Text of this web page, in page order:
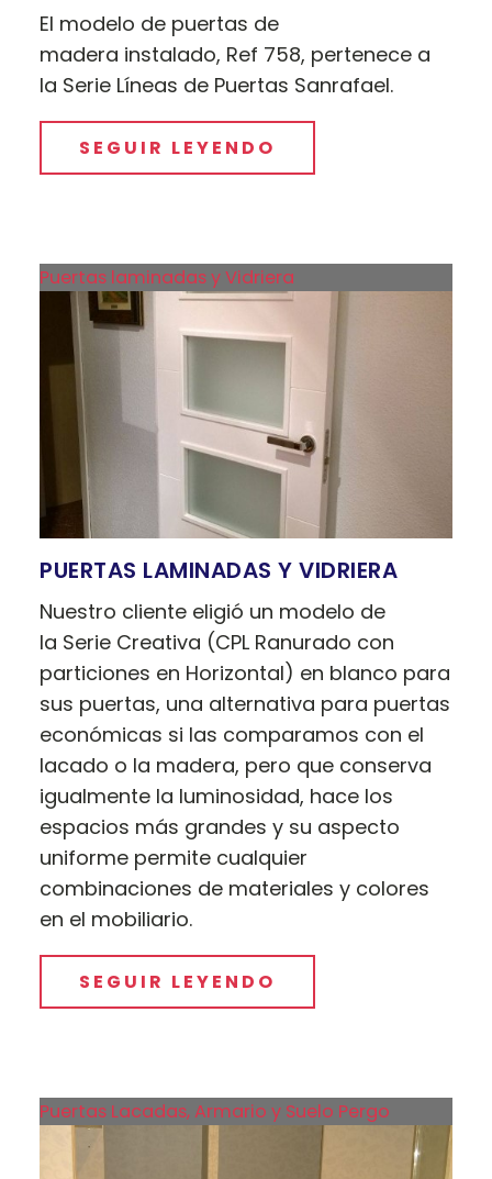
El modelo de puertas de
madera instalado, Ref 758, pertenece a
la Serie Líneas de Puertas Sanrafael.
SEGUIR LEYENDO
Puertas laminadas y Vidriera
PUERTAS LAMINADAS Y VIDRIERA
Nuestro cliente eligió un modelo de
la Serie Creativa (CPL Ranurado con
particiones en Horizontal) en blanco para
sus puertas, una alternativa para puertas
económicas si las comparamos con el
lacado o la madera, pero que conserva
igualmente la luminosidad, hace los
espacios más grandes y su aspecto
uniforme permite cualquier
combinaciones de materiales y colores
en el mobiliario.
SEGUIR LEYENDO
Puertas Lacadas, Armario y Suelo Pergo